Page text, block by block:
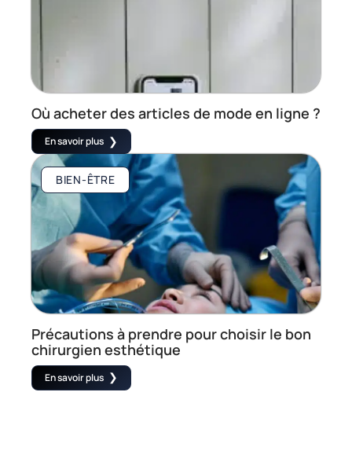
Où acheter des articles de mode en ligne ?
En savoir plus
BIEN-ÊTRE
Précautions à prendre pour choisir le bon
chirurgien esthétique
En savoir plus